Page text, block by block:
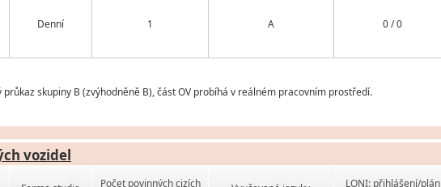
Denní 1 A 0 / 0
skupiny B (zvýhodněně B), část OV probíhá v reálném pracovním prostředí.
vozidel
Počet povinných cizích LONI: přihlášení/plán